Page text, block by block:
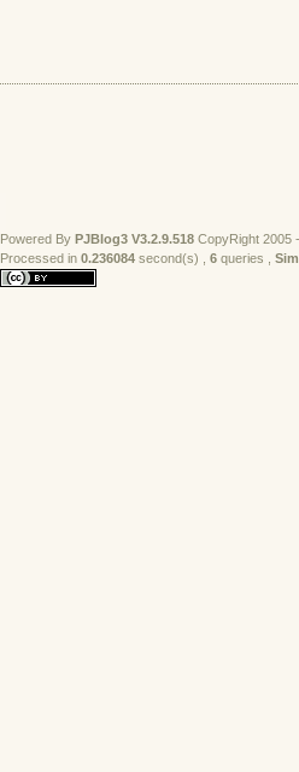
Powered By PJBlog3 V3.2.9.518 CopyRight 2005
Processed in 0.236084 second(s) , 6 queries ,